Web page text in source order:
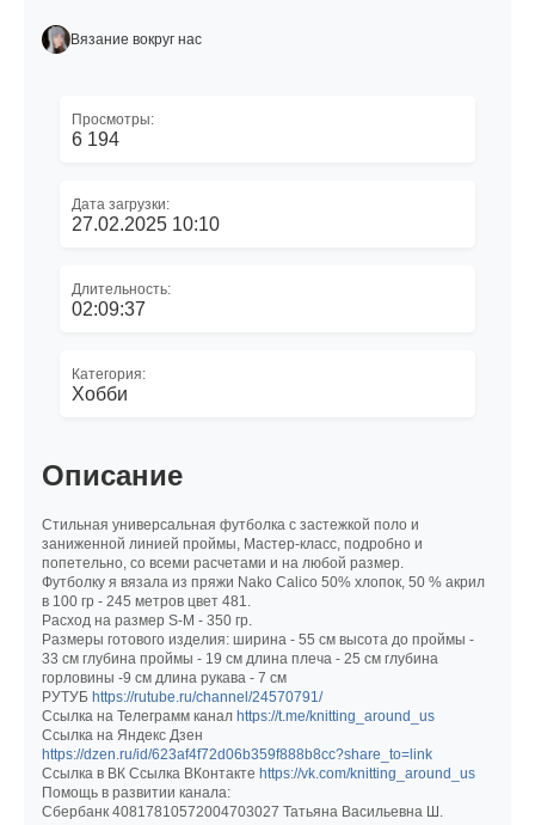
Вязание вокруг нас
Просмотры:
6 194
Дата загрузки:
27.02.2025 10:10
Длительность:
02:09:37
Категория:
Хобби
Описание
Стильная универсальная футболка с застежкой поло и
заниженной линией проймы, Мастер-класс, подробно и
попетельно, со всеми расчетами и на любой размер.
Футболку я вязала из пряжи Nako Calico 50% хлопок, 50 % акрил
в 100 гр - 245 метров цвет 481.
Расход на размер S-M - 350 гр.
Размеры готового изделия: ширина - 55 см высота до проймы -
33 см глубина проймы - 19 см длина плеча - 25 см глубина
горловины -9 см длина рукава - 7 см
РУТУБ https://rutube.ru/channel/24570791/
Ссылка на Телеграмм канал https://t.me/knitting_around_us
Ссылка на Яндекс Дзен
https://dzen.ru/id/623af4f72d06b359f888b8cc?share_to=link
Ссылка в ВК Ссылка ВКонтакте https://vk.com/knitting_around_us
Помощь в развитии канала:
Сбербанк 40817810572004703027 Татьяна Васильевна Ш.